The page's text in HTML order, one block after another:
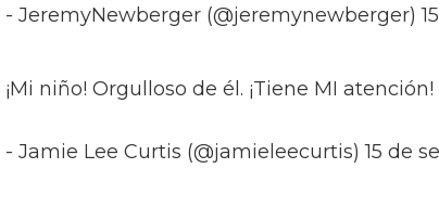
- JeremyNewberger (@jeremynewberger)
¡Mi niño! Orgulloso de él. ¡Tiene MI atención!
- Jamie Lee Curtis (@jamieleecurtis) 15 de